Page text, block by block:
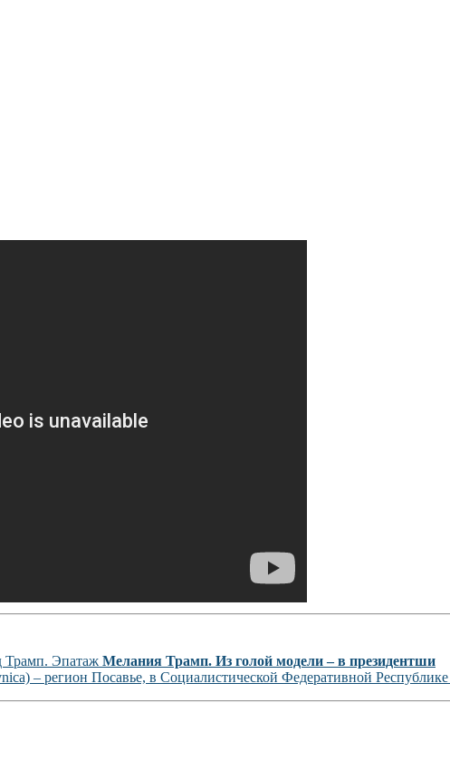
Мелания Трамп. Из голой модели – в президентши
– регион Посавье, в Социалистической Федеративной